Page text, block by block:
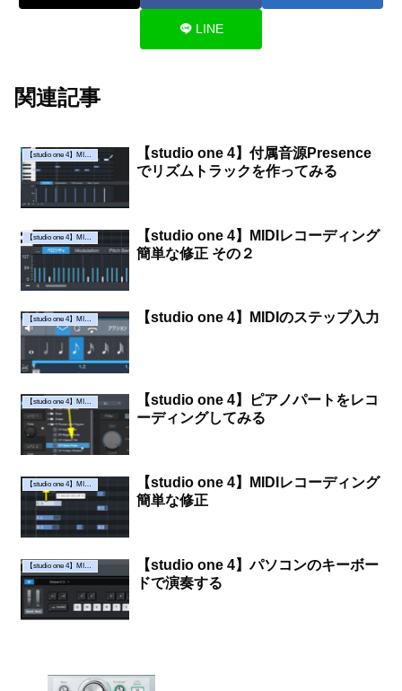
LINE
関連記事
【studio one 4】MIDIレコーディングしてみる
【studio one 4】付属音源Presence
でリズムトラックを作ってみる
【studio one 4】MIDIレコーディングしてみる
【studio one 4】MIDIレコーディング
簡単な修正 その２
【studio one 4】MIDIレコーディングしてみる 【studio one 4】MIDIのステップ入力
【studio one 4】MIDIレコーディングしてみる
【studio one 4】ピアノパートをレコ
ーディングしてみる
【studio one 4】MIDIレコーディング
簡単な修正
【studio one 4】MIDIレコーディングしてみる
【studio one 4】パソコンのキーボー
ドで演奏する